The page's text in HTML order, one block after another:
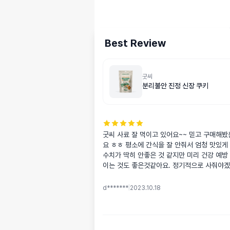
Best Review
굿씨
분리불안 진정 신장 쿠키
굿씨 사료 잘 먹이고 있어요~~ 믿고 구매해봤
요 ㅎㅎ 평소에 간식을 잘 안줘서 엄청 맛있
수치가 딱히 안좋은 것 같지만 미리 건강 예
이는 것도 좋은것같아요. 정기적으로 사줘야
d******* 2023.10.18